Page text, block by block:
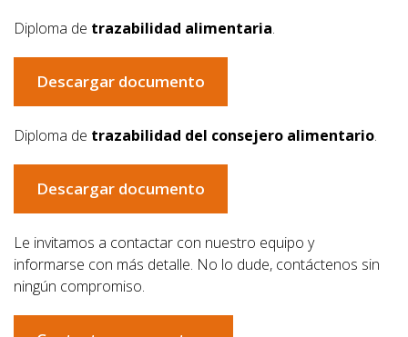
Diploma de trazabilidad alimentaria.
Descargar documento
Diploma de trazabilidad del consejero alimentario.
Descargar documento
Le invitamos a contactar con nuestro equipo y
informarse con más detalle. No lo dude, contáctenos sin
ningún compromiso.